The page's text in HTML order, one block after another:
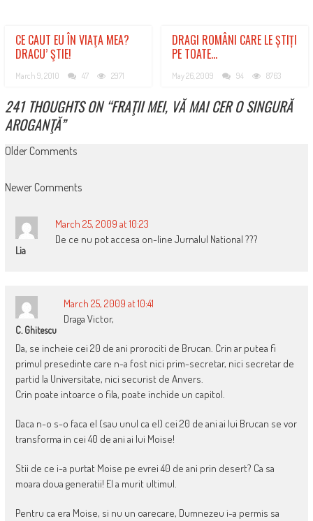
CE CAUT EU ÎN VIAŢA MEA?
DRACU’ ŞTIE!
March 9, 2010 47 2971
DRAGI ROMÂNI CARE LE ȘTIȚI
PE TOATE…
May 26, 2009 94 8763
241 THOUGHTS ON “FRAŢII MEI, VĂ MAI CER O SINGURĂ
AROGANŢĂ”
COMMENT
Older Comments
Newer Comments
Lia
March 25, 2009 at 10:23
De ce nu pot accesa on-line Jurnalul National ???
C. Ghitescu
March 25, 2009 at 10:41
Draga Victor,
Da, se incheie cei 20 de ani prorociti de Brucan. Crin ar putea fi
primul presedinte care n-a fost nici prim-secretar, nici secretar de
partid la Universitate, nici securist de Anvers.
Crin poate intoarce o fila, poate inchide un capitol.
Daca n-o s-o faca el (sau unul ca el) cei 20 de ani ai lui Brucan se vor
transforma in cei 40 de ani ai lui Moise!
Stii de ce i-a purtat Moise pe evrei 40 de ani prin desert? Ca sa
moara doua generatii! El a murit ultimul.
Pentru ca era Moise, si nu un oarecare, Dumnezeu i-a permis sa